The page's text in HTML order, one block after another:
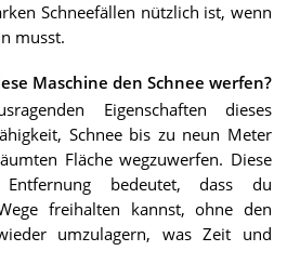
Schneefällen nützlich ist, wenn
musst.
Maschine den Schnee werfen?
Eigenschaften dieses
Schnee bis zu neun Meter
Fläche wegzuwerfen. Diese
Entfernung bedeutet, dass du
freihalten kannst, ohne den
umzulagern, was Zeit und